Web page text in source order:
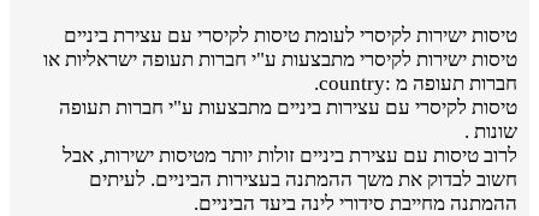
טיסות ישירות לקיסרי לעומת טיסות לקיסרי עם עצירת ביניים
טיסות ישירות לקיסרי מתבצעות ע"י חברות תעופה ישראליות או
חברות תעופה מ :country.
טיסות לקיסרי עם עצירות ביניים מתבצעות ע"י חברות תעופה
שונות .
לרוב טיסות עם עצירת ביניים זולות יותר מטיסות ישירות, אבל
חשוב לבדוק את משך ההמתנה בעצירות הביניים. לעיתים
ההמתנה מחייבת סידורי לינה ביעד הביניים.